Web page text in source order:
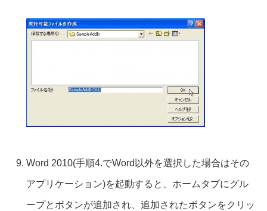
Word 2010(手順4.でWord以外を選択した場合はその
アプリケーション)を起動すると、ホームタブにグル
ープとボタンが追加され、追加されたボタンをクリッ